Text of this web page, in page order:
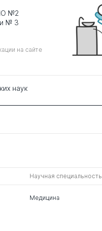
№2
№ 3
на сайте
наук
Научная специальность
Медицина